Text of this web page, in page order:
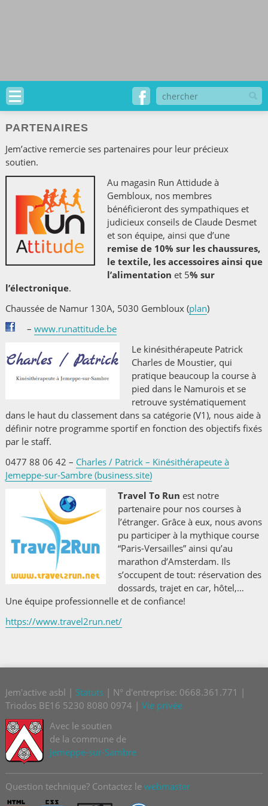
PARTENAIRES
Jem’active remercie ses partenaires pour leur précieux
soutien.
Au magasin Run Attidude à
Gembloux, nos membres
bénéficieront des sympathiques et
judicieux conseils de Claude Desmet
et son équipe, ainsi que d’une
remise de 10% sur les chaussures,
le textile, les accessoires ainsi que
l’alimentation et 5% sur
l’électronique.
Chaussée de Namur 130A, 5030 Gembloux (plan)
– www.runattitude.be
Le kinésithérapeute Patrick
Charles de Moustier, qui
pratique beaucoup la course à
pied dans le Namurois et se
retrouve systématiquement
dans le haut du classement dans sa catégorie (V1), nous aide à
définir notre programme sportif en fonction des objectifs fixés
par le staff.
0477 88 06 42 – Charles / Patrick – Kinésithérapeute à
Jemeppe-sur-Sambre (business.site)
Travel To Run est notre
partenaire pour nos courses à
l’étranger. Grâce à eux, nous avons
pu participer à la mythique course
“Paris-Versailles” ainsi qu’au
marathon d’Amsterdam. Ils
s’occupent de tout: réservation des
dossards, trajet en car, hôtel,…
Une équipe professionnelle et de confiance!
https://www.travel2run.net/
Jem'active asbl | Statuts| N° d'entreprise: 0668.361.771 |
Triodos BE16 5230 8080 0974 | Vie privée
Avec le soutien
de la commune de
Jemeppe-sur-Sambre
Question technique? Contactez le webmaster